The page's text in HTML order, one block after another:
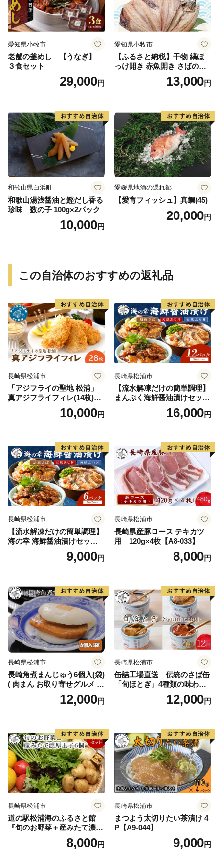
愛知県小牧市
老舗の釜めし 【うなぎ】
３食セット
29,000円
愛知県小牧市
【ふるさと納税】干物 縞ほ
っけ開き 赤魚開き さばの開
き 魚醤干し 3種 セット 詰め
合わせ 魚 おかず 肉厚 おいし
取り寄せグルメ 魚醤 ナンプ
ラー 愛知県 小牧市 冷凍 送料
無料
13,000円
和歌山県白浜町
和歌山湯浅醤油と鰹だし香る
珍味 数の子 100g×2パック
10,000円
愛媛県地酒の隠れ郷
【愛育フィッシュ】真鯛(45)
20,000円
この自治体のおすすめの返礼品
長崎県松浦市
「アジフライの聖地 松浦」
真アジフライフィレ(14枚)×2
10,000円
長崎県松浦市
【流水解凍だけの簡単調理】
まんぷく海鮮醤油漬けセット
各4パック( アジ サバ ブリ 天
然 あじ さば ぶり 海鮮丼 流
ック セット 国産 ギフト 長崎
県 松浦市 )【B6-046】
16,000円
長崎県松浦市
【流水解凍だけの簡単調理】
海の幸 海鮮醤油漬けセット
各2パック( アジ サバ ブリ 天
然 あじ さば ぶり 海鮮丼 流
ック セット 国産 ギフト 長崎
県 松浦市 )【A9-055】
9,000円
長崎県松浦市
長崎県産豚ロース テキカツ
用 120g×4枚【A8-033】
8,000円
長崎県松浦市
長崎角煮まんじゅう6個入(袋)
( 肉まん お取り寄せグルメ 長
崎 送料無料 角煮 個包装 冷凍
角煮まん )【B2-221】
12,000円
長崎県松浦市
缶詰工場直送 伝統のさば缶
「旬ほとぎ」4種類の味わい1
2缶( サバ さば 鯖 鯖缶 サバ缶
さば缶 缶 缶詰 魚 アウトドア
食 非常時 御歳暮 お歳暮 お中
元 御中元 贈答 プレゼント 贈
り物 ギフト 母の日 お母さん
保存食 非常食 防災 備蓄 長期
保存 )【B2-192】
12,000円
長崎県松浦市
道の駅松浦海のふるさと館
『旬のお野菜＋産みたて濃厚
玉子6個』の大満足セット！
8,000円
長崎県松浦市
まつよう太切りたい茶漬け 4
P【A9-044】
9,000円